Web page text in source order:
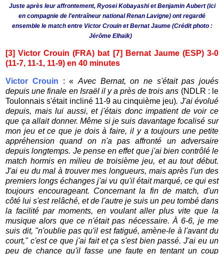
Juste après leur affrontement, Ryosei Kobayashi et Benjamin Aubert (ici
en compagnie de l'entraîneur national Renan Lavigne) ont regardé
ensemble le match entre Victor Crouin et Bernat Jaume (Crédit photo :
Jérôme Elhaïk)
[3] Victor Crouin (FRA) bat [7] Bernat Jaume (ESP) 3-0
(11-7, 11-1, 11-9) en 40 minutes
Victor Crouin : « Avec Bernat, on ne s'était pas joués
depuis une finale en Israël il y a près de trois ans (NDLR : le
Toulonnais s'était incliné 11-9 au cinquième jeu). J'ai évolué
depuis, mais lui aussi, et j'étais donc impatient de voir ce
que ça allait donner. Même si je suis davantage focalisé sur
mon jeu et ce que je dois à faire, il y a toujours une petite
appréhension quand on n'a pas affronté un adversaire
depuis longtemps. Je pense en effet que j'ai bien contrôlé le
match hormis en milieu de troisième jeu, et au tout début.
J'ai eu du mal à trouver mes longueurs, mais après l'un des
premiers longs échanges j'ai vu qu'il était marqué, ce qui est
toujours encourageant. Concernant la fin de match, d'un
côté lui s'est relâché, et de l'autre je suis un peu tombé dans
la facilité par moments, en voulant aller plus vite que la
musique alors que ce n'était pas nécessaire. À 6-6, je me
suis dit, "n'oublie pas qu'il est fatigué, amène-le à l'avant du
court," c'est ce que j'ai fait et ça s'est bien passé. J'ai eu un
peu de chance qu'il fasse une faute en tentant un coup